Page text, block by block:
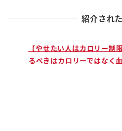
はですね 停戦中であると
違う状況になるってことは
てるかもしれませんけれど
紹介され
【やせたい人はカロリー
るべきはカロリーではなく